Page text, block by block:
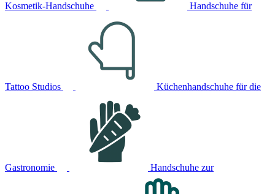
Kosmetik-Handschuhe Handschuhe für
Tattoo Studios Küchenhandschuhe für die
Gastronomie Handschuhe zur